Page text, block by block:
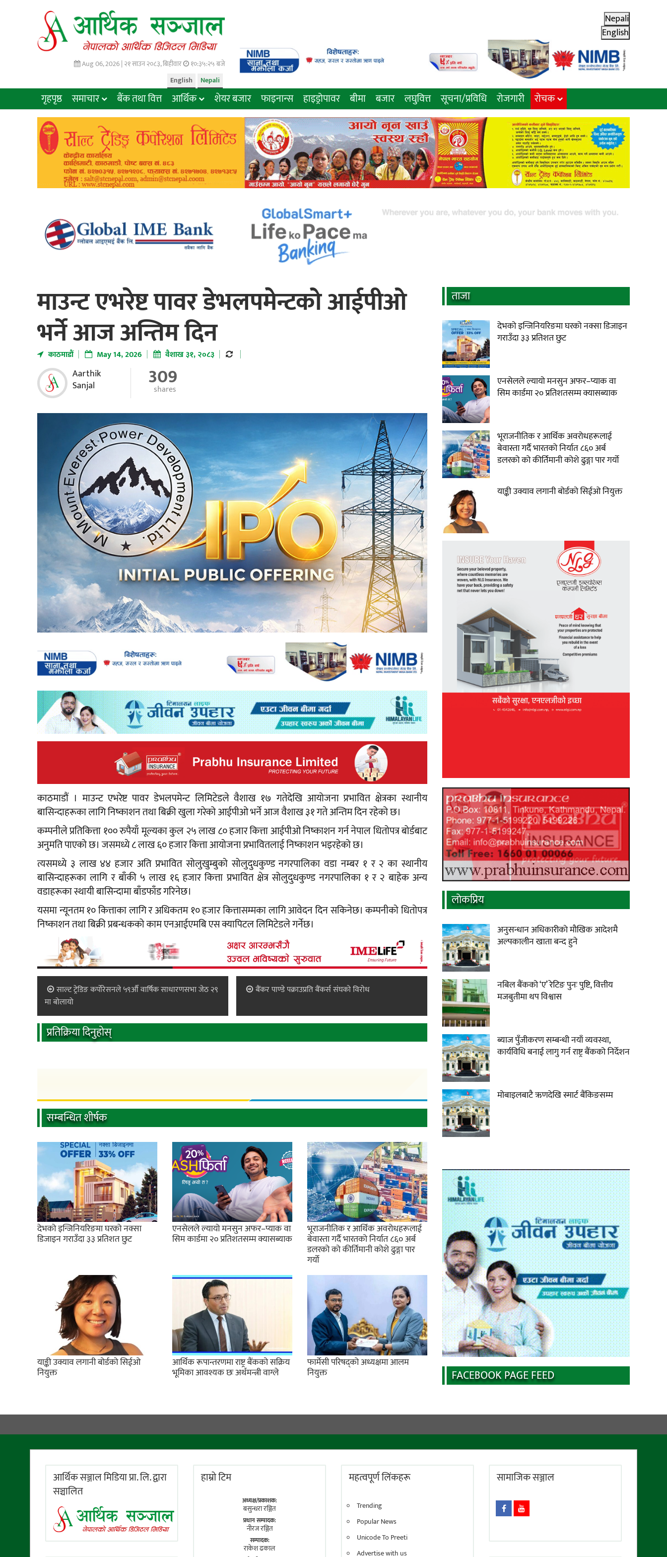
Aug 06, 2026 | २१ साउन २०८३, बिहीवार
१०:३५:२६ बजे
Nepali
English
Nepali
English
गृहपृष्ठ समाचार बैंक तथा वित्त आर्थिक शेयर बजार फाइनान्स हाइड्रोपावर बीमा बजार लघुवित्त सूचना/प्रविधि रोजगारी राेचक
माउन्ट एभरेष्ट पावर डेभलपमेन्टको आईपीओ
भर्ने आज अन्तिम दिन
काठमाडाैं May 14, 2026 वैशाख ३१, २०८३
Aarthik
Sanjal
309
shares
काठमाडौं । माउन्ट एभरेष्ट पावर डेभलपमेन्ट लिमिटेडले वैशाख १७ गतेदेखि आयोजना प्रभावित क्षेत्रका स्थानीय
बासिन्दाहरूका लागि निष्काशन तथा बिक्री खुला गरेको आईपीओ भर्ने आज वैशाख ३१ गते अन्तिम दिन रहेको छ।
कम्पनीले प्रतिकित्ता १०० रुपैयाँ मूल्यका कुल २५ लाख ८० हजार कित्ता आईपीओ निष्काशन गर्न नेपाल धितोपत्र बोर्डबाट
अनुमति पाएको छ। जसमध्ये ८ लाख ६० हजार कित्ता आयोजना प्रभावितलाई निष्काशन भइरहेको छ।
त्यसमध्ये ३ लाख ४४ हजार अति प्रभावित सोलुखुम्बुको सोलुदुधकुण्ड नगरपालिका वडा नम्बर १ र २ का स्थानीय
बासिन्दाहरूका लागि र बाँकी ५ लाख १६ हजार कित्ता प्रभावित क्षेत्र सोलुदुधकुण्ड नगरपालिका १ र २ बाहेक अन्य
वडाहरूका स्थायी बासिन्दामा बाँडफाँड गरिनेछ।
यसमा न्यूनतम १० कित्ताका लागि र अधिकतम १० हजार कित्तासम्मका लागि आवेदन दिन सकिनेछ। कम्पनीको धितोपत्र
निष्काशन तथा बिक्री प्रबन्धकको काम एनआईएमबि एस क्यापिटल लिमिटेडले गर्नेछ।
साल्ट ट्रेडिङ कर्पोरेसनले ५९औँ वार्षिक साधारणसभा जेठ २९
मा बोलायो
बैंकर पाण्डे पक्राउप्रति बैंकर्स संघको विरोध
प्रतिक्रिया दिनुहोस्
सम्बन्धित शीर्षक
देभको इन्जिनियरिङमा घरको नक्सा
डिजाइन गराउँदा ३३ प्रतिशत छुट
एनसेलले ल्यायो मनसुन अफर–प्याक वा
सिम कार्डमा २० प्रतिशतसम्म क्यासब्याक
भूराजनीतिक र आर्थिक अवरोधहरूलाई
बेवास्ता गर्दै भारतको निर्यात ८६० अर्ब
डलरको को कीर्तिमानी कोशे ढुङ्गा पार
गर्यो
याङ्की उक्याव लगानी बोर्डको सिईओ
नियुक्त
आर्थिक रूपान्तरणमा राष्ट्र बैंकको सक्रिय
भूमिका आवश्यक छः अर्थमन्त्री वाग्ले
फार्मेसी परिषद्को अध्यक्षमा आलम
नियुक्त
ताजा
देभको इन्जिनियरिङमा घरको नक्सा डिजाइन
गराउँदा ३३ प्रतिशत छुट
एनसेलले ल्यायो मनसुन अफर–प्याक वा
सिम कार्डमा २० प्रतिशतसम्म क्यासब्याक
भूराजनीतिक र आर्थिक अवरोधहरूलाई
बेवास्ता गर्दै भारतको निर्यात ८६० अर्ब
डलरको को कीर्तिमानी कोशे ढुङ्गा पार गर्यो
याङ्की उक्याव लगानी बोर्डको सिईओ नियुक्त
लाेकप्रिय
अनुसन्धान अधिकारीकाे माैखिक आदेशमै
अल्पकालीन खाता बन्द हुने
नबिल बैंकको ‘ए’ रेटिङ पुनः पुष्टि, वित्तीय
मजबुतीमा थप विश्वास
ब्याज पुँजीकरण सम्बन्धी नयाँ व्यवस्था,
कार्यविधि बनाई लागु गर्न राष्ट्र बैंकको निर्देशन
मोबाइलबाटै ऋणदेखि स्मार्ट बैंकिङसम्म
FACEBOOK PAGE FEED
आर्थिक सञ्जाल मिडिया प्रा. लि. द्वारा
सञ्चालित
हाम्राे टिम
अध्यक्ष/प्रकाशक:
बसुन्धरा रञ्जित
प्रधान सम्पादक:
नीरज रञ्जित
सम्पादक:
राकेश ढकाल
महत्वपूर्ण लिंकहरू
Trending
Popular News
Unicode To Preeti
Advertise with us
सामाजिक सञ्जाल